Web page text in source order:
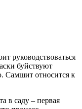
руководствоваться
буйствуют
Самшит относится к
в саду – первая